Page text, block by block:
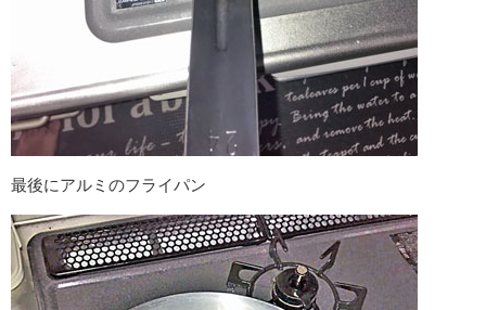
最後にアルミのフライパン